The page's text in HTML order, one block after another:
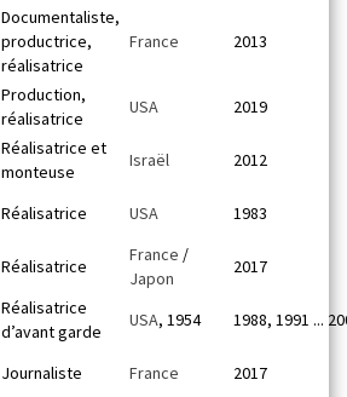
Documentaliste,
productrice,
réalisatrice
France 2013
Production,
réalisatrice
USA
2019
Réalisatrice et
monteuse
Israël
2012
Réalisatrice USA
1983
Réalisatrice
France /
Japon
2017
Réalisatrice
d’avant garde
USA, 1954
1988, 1991 ...
Journaliste France
2017